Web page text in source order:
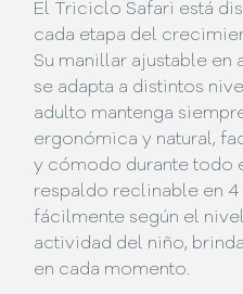
El Triciclo Safari está
cada etapa del
Su manillar ajustable en
se adapta a distintos
adulto mantenga
ergonómica y natural,
y cómodo durante todo
respaldo reclinable en
fácilmente según el
actividad del niño,
en cada momento.